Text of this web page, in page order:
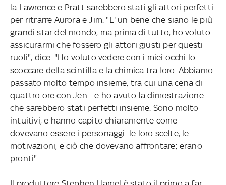
la Lawrence e Pratt sarebbero stati gli attori perfetti
per ritrarre Aurora e Jim. "E' un bene che siano le più
grandi star del mondo, ma prima di tutto, ho voluto
assicurarmi che fossero gli attori giusti per questi
ruoli", dice. "Ho voluto vedere con i miei occhi lo
scoccare della scintilla e la chimica tra loro. Abbiamo
passato molto tempo insieme, tra cui una cena di
quattro ore con Jen - e ho avuto la dimostrazione
che sarebbero stati perfetti insieme. Sono molto
intuitivi, e hanno capito chiaramente come
dovevano essere i personaggi: le loro scelte, le
motivazioni, e ciò che dovevano affrontare; erano
pronti".